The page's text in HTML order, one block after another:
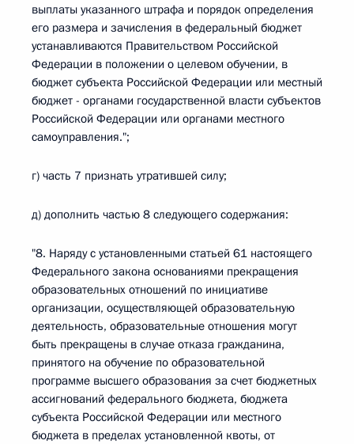
выплаты указанного штрафа и порядок определения
его размера и зачисления в федеральный бюджет
устанавливаются Правительством Российской
Федерации в положении о целевом обучении, в
бюджет субъекта Российской Федерации или местный
бюджет - органами государственной власти субъектов
Российской Федерации или органами местного
самоуправления.";
г) часть 7 признать утратившей силу;
д) дополнить частью 8 следующего содержания:
"8. Наряду с установленными статьей 61 настоящего
Федерального закона основаниями прекращения
образовательных отношений по инициативе
организации, осуществляющей образовательную
деятельность, образовательные отношения могут
быть прекращены в случае отказа гражданина,
принятого на обучение по образовательной
программе высшего образования за счет бюджетных
ассигнований федерального бюджета, бюджета
субъекта Российской Федерации или местного
бюджета в пределах установленной квоты, от